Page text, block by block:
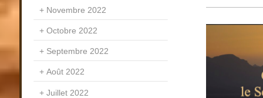
Novembre 2022
Octobre 2022
Septembre 2022
Août 2022
Juillet 2022